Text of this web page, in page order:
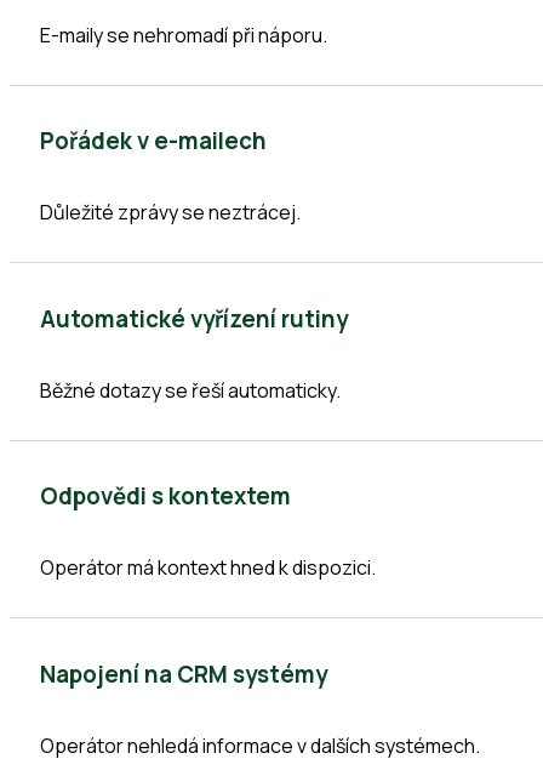
E-maily se nehromadí při náporu.
Pořádek v e-mailech
Důležité zprávy se neztrácej.
Automatické vyřízení rutiny
Běžné dotazy se řeší automaticky.
Odpovědi s kontextem
Operátor má kontext hned k dispozici.
Napojení na CRM systémy
Operátor nehledá informace v dalších systémech.